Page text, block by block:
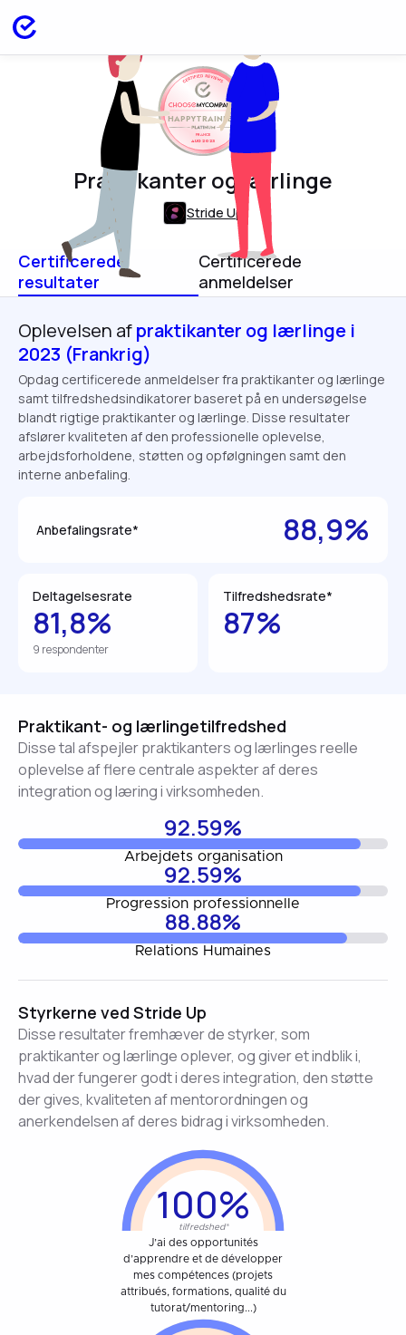
HAPPYTRAINEES
FRANCE
AUG 2023
Praktikanter og lærlinge
Stride Up
Certificerede
resultater
Certificerede
anmeldelser
Oplevelsen afpraktikanter og lærlinge i
2023 (Frankrig)
Opdag certificerede anmeldelser fra praktikanter og lærlinge
samt tilfredshedsindikatorer baseret på en undersøgelse
blandt rigtige praktikanter og lærlinge. Disse resultater
afslører kvaliteten af den professionelle oplevelse,
arbejdsforholdene, støtten og opfølgningen samt den
interne anbefaling.
Anbefalingsrate* 88,9%
Deltagelsesrate
81,8%
9 respondenter
Tilfredshedsrate*
87%
Praktikant- og lærlingetilfredshed
Disse tal afspejler praktikanters og lærlinges reelle
oplevelse af flere centrale aspekter af deres
integration og læring i virksomheden.
92.59%
Arbejdets organisation
92.59%
Progression professionnelle
88.88%
Relations Humaines
Styrkerne ved Stride Up
Disse resultater fremhæver de styrker, som
praktikanter og lærlinge oplever, og giver et indblik i,
hvad der fungerer godt i deres integration, den støtte
der gives, kvaliteten af mentorordningen og
anerkendelsen af deres bidrag i virksomheden.
100%
tilfredshed*
J’ai des opportunités
d’apprendre et de développer
mes compétences (projets
attribués, formations, qualité du
tutorat/mentoring...)